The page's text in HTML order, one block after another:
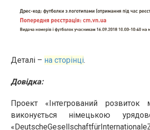
Деталі – на сторінці.
Довідка:
Проект «Інтегрований розвиток
виконується німецькою